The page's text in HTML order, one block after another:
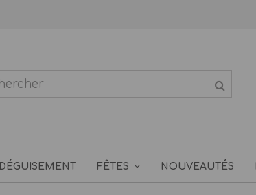
DÉGUISEMENT FÊTES NOUVEAUTÉS